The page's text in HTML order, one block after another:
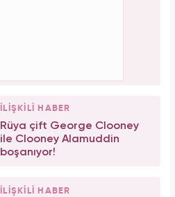
İLİŞKİLİ HABER
Rüya çift George Clooney
ile Clooney Alamuddin
boşanıyor!
İLİŞKİLİ HABER